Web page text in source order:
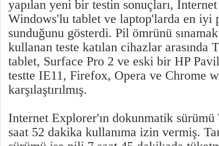
yapılan yeni bir testin sonuçları,
Windows'lu tablet ve laptop'larda en iyi
sunduğunu gösterdi. Pil ömrünü
kullanan teste katılan cihazlar arasında
tablet, Surface Pro 2 ve eski bir HP
testte IE11, Firefox, Opera ve Chrome
karşılaştırılmış.
Internet Explorer'ın dokunmatik sürümü
saat 52 dakika kullanıma izin vermiş.